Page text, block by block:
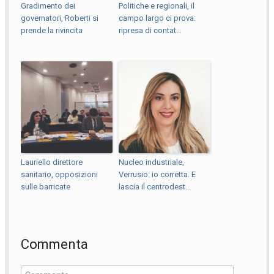
Gradimento dei
governatori, Roberti si
prende la rivincita
Politiche e regionali, il
campo largo ci prova:
ripresa di contat...
Lauriello direttore
sanitario, opposizioni
sulle barricate
Nucleo industriale,
Verrusio: io corretta. E
lascia il centrodest...
Commenta